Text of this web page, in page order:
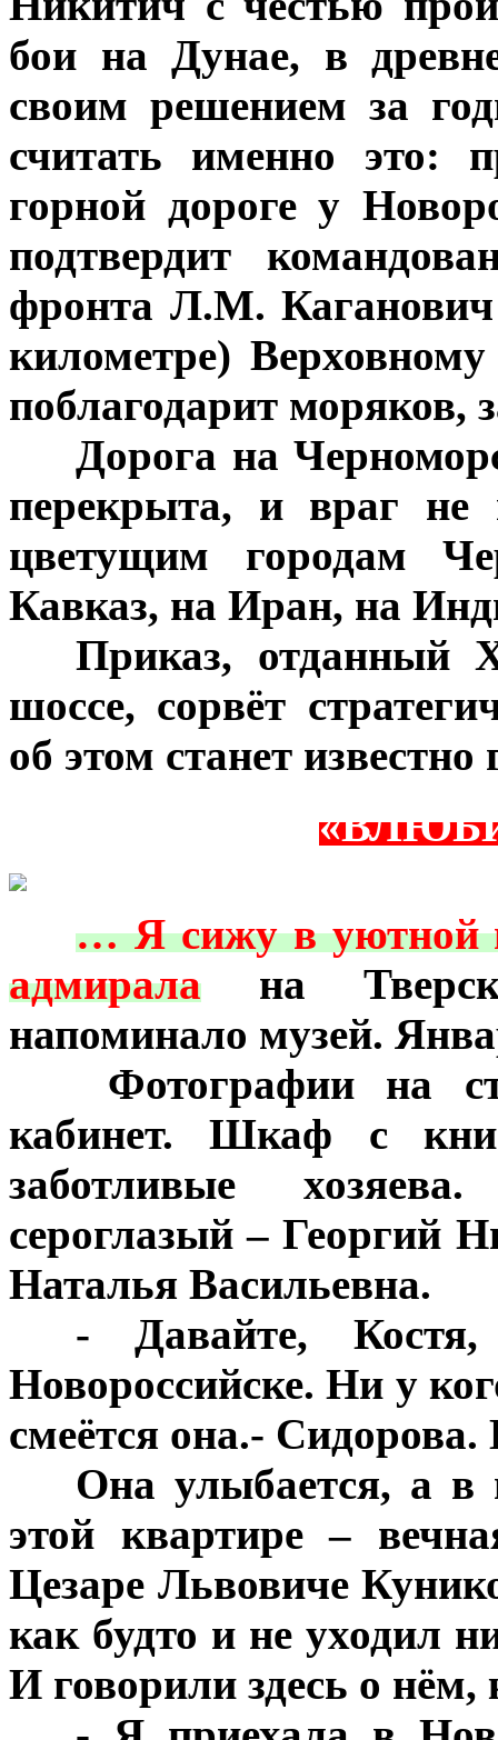
бои на Дунае, в
своим решением за
считать именно это:
горной дороге у
подтвердит
фронта Л.М.
километре)
поблагодарит
Дорога на
перекрыта, и враг
цветущим городам
Кавказ, на Иран, на
Приказ, отданный
шоссе, сорвёт
об этом станет
… Я сижу в уютной
адмирала на
напоминало музей.
Фотографии на
кабинет. Шкаф с
заботливые
сероглазый – Георгий
Наталья Васильевна.
- Давайте,
Новороссийске. Ни у
смеётся она.-
Она улыбается, а в
этой квартире –
Цезаре Львовиче
как будто и не уходил
И говорили здесь о